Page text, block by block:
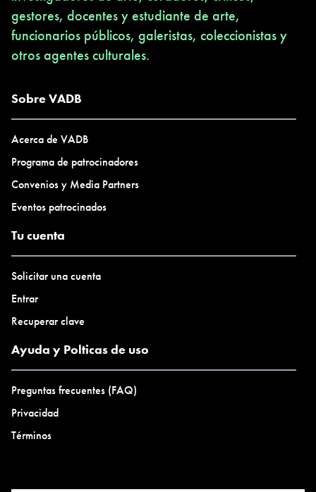
gestores, docentes y estudiante de arte,
funcionarios públicos, galeristas, coleccionistas y
otros agentes culturales.
Sobre VADB
Acerca de VADB
Programa de patrocinadores
Convenios y Media Partners
Eventos patrocinados
Tu cuenta
Solicitar una cuenta
Entrar
Recuperar clave
Ayuda y Polticas de uso
Preguntas frecuentes (FAQ)
Privacidad
Términos